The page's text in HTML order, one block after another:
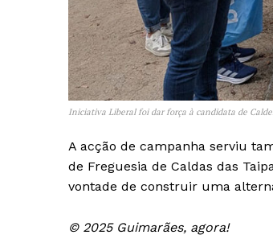
Iniciativa Liberal foi dar força à candidata de
A acção de campanha serviu
de Freguesia de Caldas das
vontade de construir uma
© 2025 Guimarães, agora!